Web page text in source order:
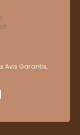
Garantis,